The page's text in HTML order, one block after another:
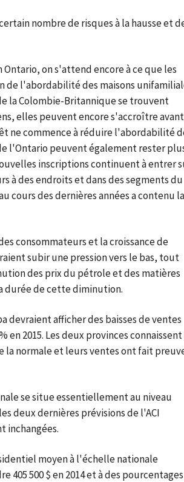
nombre de risques à la hausse et
on s'attend encore à ce que les
de l'abordabilité des maisons
la Colombie-Britannique se trouvent
elles peuvent encore s'accroître avant
ne commence à réduire l'abordabilité
l'Ontario peuvent également rester
inscriptions continuent à entrer
à des endroits et dans des segments du
cours des dernières années a contenu la
consommateurs et la croissance de
subir une pression vers le bas, tout
des prix du pétrole et des matières
durée de cette diminution.
devraient afficher des baisses de ventes
en 2015. Les deux provinces connaissent
la normale et leurs ventes ont fait
se situe essentiellement au niveau
deux dernières prévisions de l'ACI
inchangées.
moyen à l'échelle nationale
405 500 $ en 2014 et à des